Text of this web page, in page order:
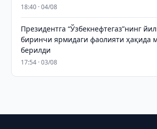
18:40 · 04/08
Президентга “Ўзбекнефтегаз”нинг
биринчи ярмидаги фаолияти ҳақида
берилди
17:54 · 03/08